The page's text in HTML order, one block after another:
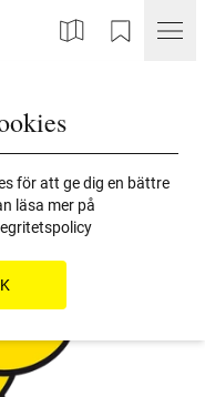
Karta Min Bokhelg
för att ge dig en bättre
läsa mer på